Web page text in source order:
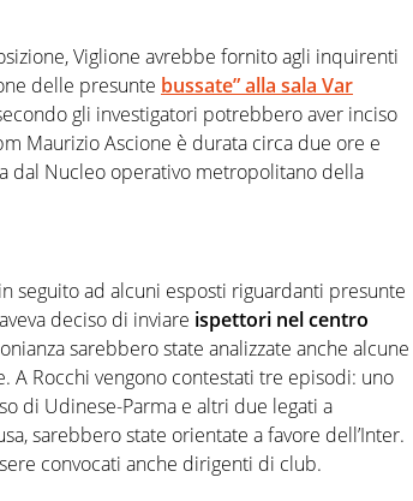
Viglione avrebbe fornito agli inquirenti
delle presunte bussate” alla sala Var
gli investigatori potrebbero aver inciso
Maurizio Ascione è durata circa due ore e
dal Nucleo operativo metropolitano della
seguito ad alcuni esposti riguardanti presunte
deciso di inviare ispettori nel centro
sarebbero state analizzate anche alcune
A Rocchi vengono contestati tre episodi: uno
di Udinese-Parma e altri due legati a
sarebbero state orientate a favore dell’Inter.
convocati anche dirigenti di club.